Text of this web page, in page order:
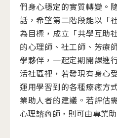
們身心穩定的實質轉變。
話，希望第二階段能以「
為目標，成立「共學互助
的心理師、社工師、芳療
學夥伴，一起定期開課進
活社區裡，若發現有身心
運用學習到的各種療癒方
業助人者的建議。若評估
心理諮商師，則可由專業